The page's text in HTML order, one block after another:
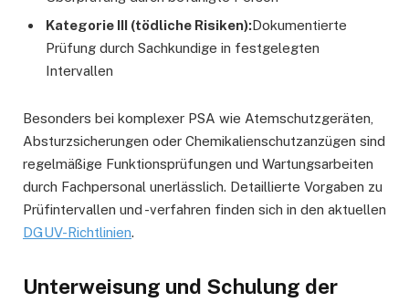
Kategorie III (tödliche Risiken):Dokumentierte
Prüfung durch Sachkundige in festgelegten
Intervallen
Besonders bei komplexer PSA wie Atemschutzgeräten,
Absturzsicherungen oder Chemikalienschutzanzügen sind
regelmäßige Funktionsprüfungen und Wartungsarbeiten
durch Fachpersonal unerlässlich. Detaillierte Vorgaben zu
Prüfintervallen und -verfahren finden sich in den aktuellen
DGUV-Richtlinien.
Unterweisung und Schulung der